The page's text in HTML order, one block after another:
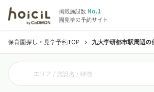
掲載施設数No.1
園見学の予約サイト
保育園探し・見学予約TOP chevron_right 九大学研都市駅周辺
エリア / 施設名 / 特徴